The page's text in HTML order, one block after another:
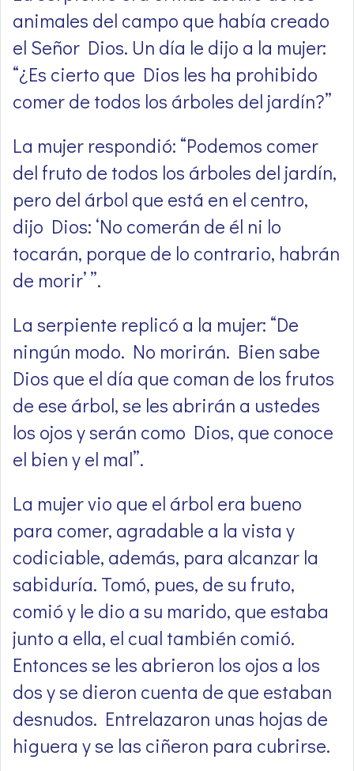
animales del campo que había creado
el Señor Dios. Un día le dijo a la mujer:
“¿Es cierto que Dios les ha prohibido
comer de todos los árboles del jardín?”
La mujer respondió: “Podemos comer
del fruto de todos los árboles del jardín,
pero del árbol que está en el centro,
dijo Dios: ‘No comerán de él ni lo
tocarán, porque de lo contrario, habrán
de morir’ ”.
La serpiente replicó a la mujer: “De
ningún modo. No morirán. Bien sabe
Dios que el día que coman de los frutos
de ese árbol, se les abrirán a ustedes
los ojos y serán como Dios, que conoce
el bien y el mal”.
La mujer vio que el árbol era bueno
para comer, agradable a la vista y
codiciable, además, para alcanzar la
sabiduría. Tomó, pues, de su fruto,
comió y le dio a su marido, que estaba
junto a ella, el cual también comió.
Entonces se les abrieron los ojos a los
dos y se dieron cuenta de que estaban
desnudos. Entrelazaron unas hojas de
higuera y se las ciñeron para cubrirse.